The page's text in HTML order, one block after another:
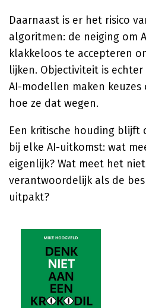
Daarnaast is er het risico
algoritmen: de neiging om
klakkeloos te accepteren
lijken. Objectiviteit is
AI-modellen maken keuzes
hoe ze dat wegen.
Een kritische houding blijft
bij elke AI-uitkomst: wat
eigenlijk? Wat meet het
verantwoordelijk als de
uitpakt?